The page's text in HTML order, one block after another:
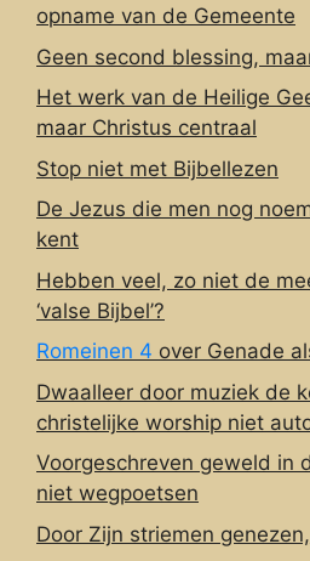
opname van de Gemeente
Geen second blessing,
Het werk van de Heilige
maar Christus centraal
Stop niet met Bijbellezen
De Jezus die men nog
kent
Hebben veel, zo niet de
‘valse Bijbel’?
Romeinen 4 over Genade
Dwaalleer door muziek de
christelijke worship niet
Voorgeschreven geweld in
niet wegpoetsen
Door Zijn striemen